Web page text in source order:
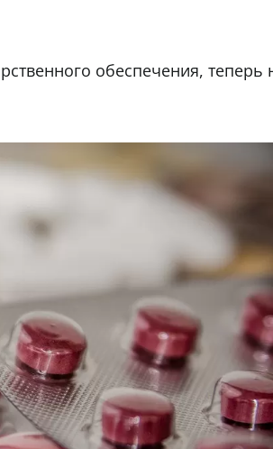
обеспечения, теперь